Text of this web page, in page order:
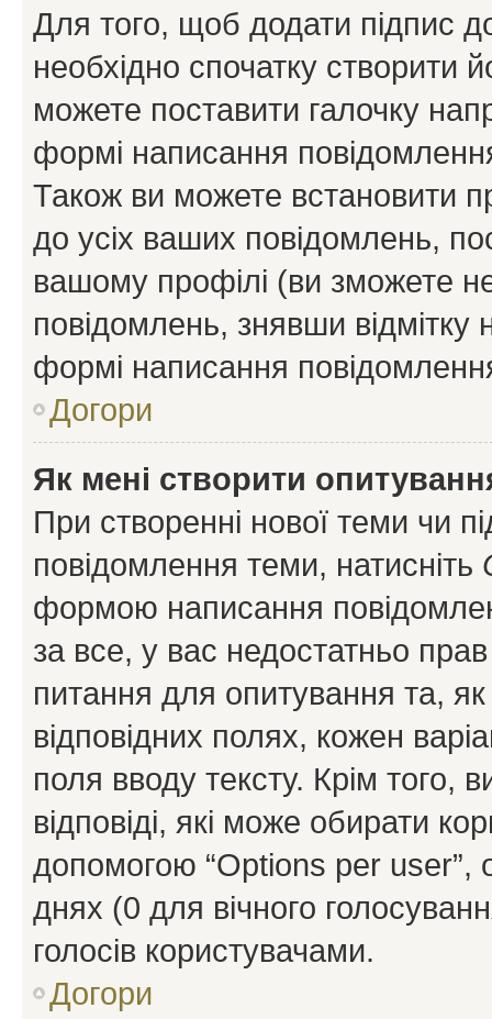
Для того, щоб додати підпис
необхідно спочатку створити
можете поставити галочку
формі написання
Також ви можете встановити
до усіх ваших повідомлень,
вашому профілі (ви зможете
повідомлень, знявши відмітку
формі написання
Догори
Як мені створити
При створенні нової теми чи
повідомлення теми, натисніть
формою написання
за все, у вас недостатньо
питання для опитування та, як
відповідних полях, кожен
поля вводу тексту. Крім того,
відповіді, які може обирати
допомогою “Options per user”,
днях (0 для вічного
голосів користувачами.
Догори